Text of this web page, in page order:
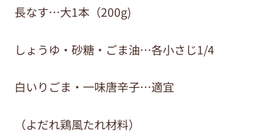
長なす…大1本（200g)
しょうゆ・砂糖・ごま油…各小さじ1/4
白いりごま・一味唐辛子…適宜
（よだれ鶏風たれ材料）